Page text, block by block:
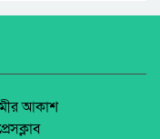
সভা অনুষ্ঠিত।
আকাশ